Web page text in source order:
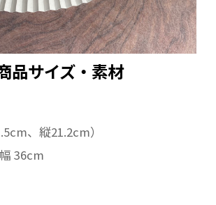
品サイズ・素材
、縦21.2cm）
36cm